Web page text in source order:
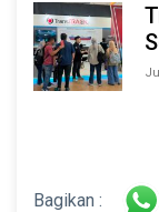
Bagikan :